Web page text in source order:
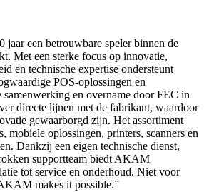
jaar een betrouwbare speler binnen de
Met een sterke focus op innovatie,
en technische expertise ondersteunt
POS-oplossingen en
samenwerking en overname door FEC in
directe lijnen met de fabrikant, waardoor
gewaarborgd zijn. Het assortiment
mobiele oplossingen, printers, scanners en
Dankzij een eigen technische dienst,
supportteam biedt AKAM
tot service en onderhoud. Niet voor
makes it possible.”